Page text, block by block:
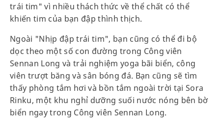
trái tim" vì nhiều thách thức về thể chất có thể
khiến tim của bạn đập thình thịch.
Ngoài "Nhịp đập trái tim", bạn cũng có thể đi bộ
dọc theo một số con đường trong Công viên
Sennan Long và trải nghiệm yoga bãi biển, công
viên trượt băng và sân bóng đá. Bạn cũng sẽ tìm
thấy phòng tắm hơi và bồn tắm ngoài trời tại Sora
Rinku, một khu nghỉ dưỡng suối nước nóng bên bờ
biển ngay trong Công viên Sennan Long.